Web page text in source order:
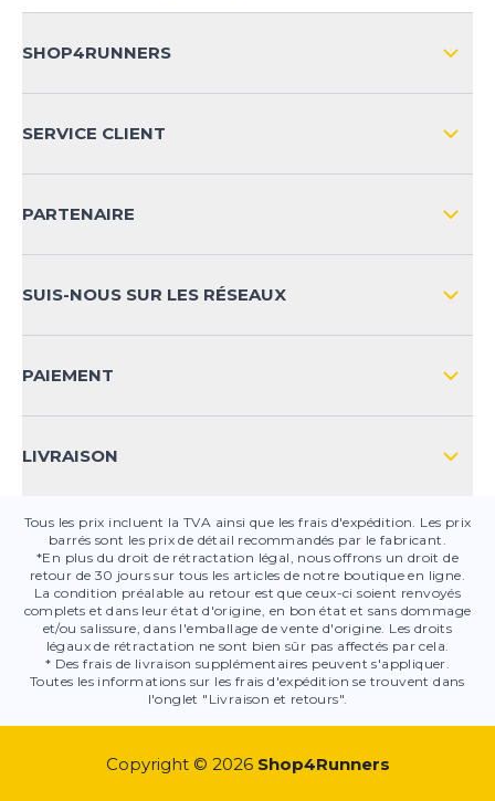
SHOP4RUNNERS
SERVICE CLIENT
CONTACT
SÉCURITÉ DES PRODUITS
PARTENAIRE
SUIS-NOUS SUR LES RÉSEAUX
PAIEMENT
LIVRAISON
Tous les prix incluent la TVA ainsi que les frais d'expédition. Les prix
barrés sont les prix de détail recommandés par le fabricant.
*En plus du droit de rétractation légal, nous offrons un droit de
retour de 30 jours sur tous les articles de notre boutique en ligne.
La condition préalable au retour est que ceux-ci soient renvoyés
complets et dans leur état d'origine, en bon état et sans dommage
et/ou salissure, dans l'emballage de vente d'origine. Les droits
légaux de rétractation ne sont bien sûr pas affectés par cela.
* Des frais de livraison supplémentaires peuvent s'appliquer.
Toutes les informations sur les frais d'expédition se trouvent dans
l'onglet "Livraison et retours".
Copyright © 2026 Shop4Runners